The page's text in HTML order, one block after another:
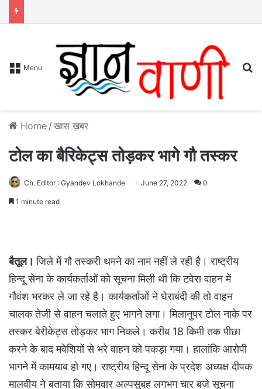
Menu
Home / खास ख़बर
टोल का बैरिकेट्स तोड़कर भागे गौ तस्कर
Ch. Editor : Gyandev Lokhande June 27, 2022 0
1 minute read
बैतूल।जिले में गौ तस्करी थमने का नाम नहीं ले रही है। राष्ट्रीय
हिन्दू सेना के कार्यकर्ताओं को सूचना मिली थी कि टवेरा वाहन में
गौवंश भरकर ले जा रहे है। कार्यकर्ताओं ने घेराबंदी की तो वाहन
चालक तेजी से वाहन चलाते हुए भागने लगा। मिलानुपर टोल नाके पर
तस्कर बेरीकेट्स तोड़कर भाग निकले। करीब 18 किमी तक पीछा
करने के बाद मवेशियों से भरे वाहन को पकड़ा गया। हालांकि आरोपी
भागने में कामयाब हो गए। राष्ट्रीय हिन्दू सेना के प्रदेश अध्यक्ष दीपक
मालवीय ने बताया कि सोमवार अल्पसुबह लगभग चार बजे सूचना